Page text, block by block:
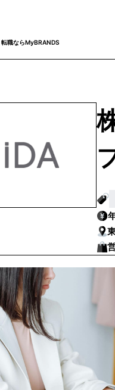
転職ならMyBRANDS